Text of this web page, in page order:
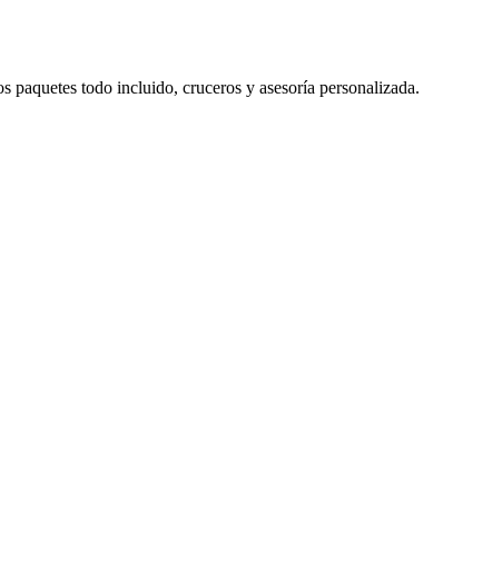
todo incluido, cruceros y asesoría personalizada.